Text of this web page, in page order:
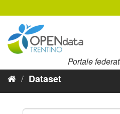
al
contenuto
Portale
Dataset